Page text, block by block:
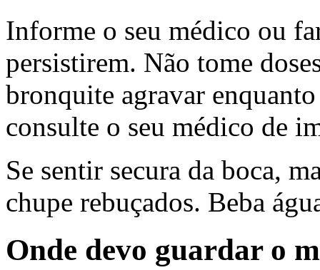
Informe o seu médico ou
persistirem. Não tome
bronquite agravar
consulte o seu médico de
Se sentir secura da boca,
chupe rebuçados. Beba
Onde devo guardar o